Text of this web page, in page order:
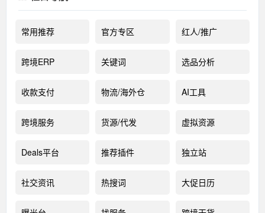
常用推荐 官方专区 红人/推广
跨境ERP 关键词 选品分析
收款支付 物流/海外仓 AI工具
跨境服务 货源/代发 虚拟资源
Deals平台 推荐插件 独立站
社交资讯 热搜词 大促日历